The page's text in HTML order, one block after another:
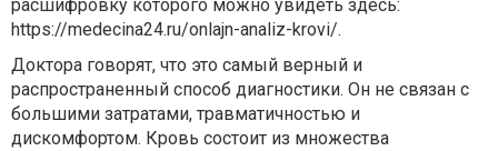
расшифровку которого можно увидеть здесь:
https://medecina24.ru/onlajn-analiz-krovi/.
Доктора говорят, что это самый верный и
распространенный способ диагностики. Он не связан с
большими затратами, травматичностью и
дискомфортом. Кровь состоит из множества